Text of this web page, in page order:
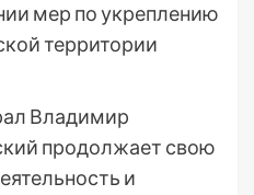
мер по укреплению
территории
Владимир
продолжает свою
и